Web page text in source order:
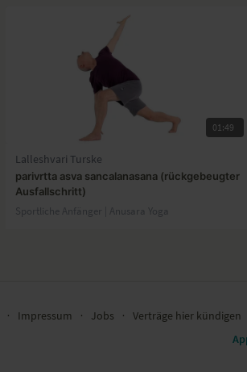
01:49
Lalleshvari Turske
parivrtta asva sancalanasana (rückgebeugter
Ausfallschritt)
Sportliche Anfänger | Anusara Yoga
∙ Impressum ∙ Jobs ∙ Verträge hier kündigen